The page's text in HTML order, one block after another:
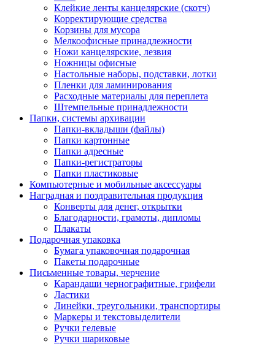
Клейкие ленты канцелярские (скотч)
Корректирующие средства
Корзины для мусора
Мелкоофисные принадлежности
Ножи канцелярские, лезвия
Ножницы офисные
Настольные наборы, подставки, лотки
Пленки для ламинирования
Расходные материалы для переплета
Штемпельные принадлежности
Папки, системы архивации
Папки-вкладыши (файлы)
Папки картонные
Папки адресные
Папки-регистраторы
Папки пластиковые
Компьютерные и мобильные аксессуары
Наградная и поздравительная продукция
Конверты для денег, открытки
Благодарности, грамоты, дипломы
Плакаты
Подарочная упаковка
Бумага упаковочная подарочная
Пакеты подарочные
Письменные товары, черчение
Карандаши чернографитные, грифели
Ластики
Линейки, треугольники, транспортиры
Маркеры и текстовыделители
Ручки гелевые
Ручки шариковые